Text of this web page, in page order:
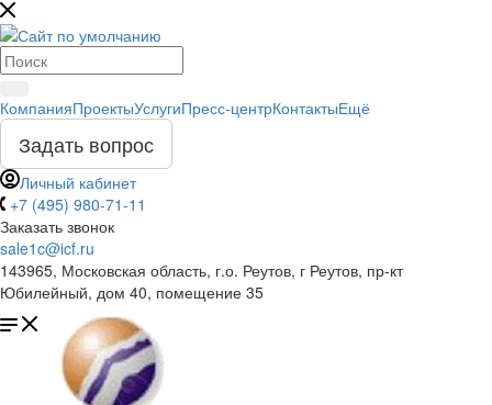
КомпанияПроектыУслугиПресс-центрКонтактыЕщё
Задать вопрос
Личный кабинет
+7 (495) 980-71-11
Заказать звонок
sale1c@icf.ru
143965, Московская область, г.о. Реутов, г Реутов, пр-кт
Юбилейный, дом 40, помещение 35